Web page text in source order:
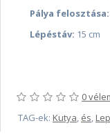
Pálya felosztása:
Lépéstáv: 15 cm
0
TAG-ek: Kutya, és,